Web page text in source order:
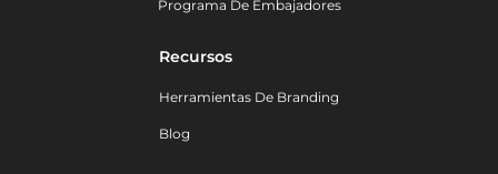
Programa De Embajadores
Recursos
Herramientas De Branding
Blog